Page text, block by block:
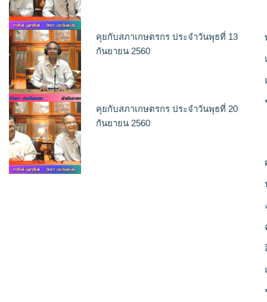
คุยกับสภาเกษตรกร ประจำวันพุธที่ 13
กันยายน 2560
คุยกับสภาเกษตรกร ประจำวันพุธที่ 20
กันยายน 2560